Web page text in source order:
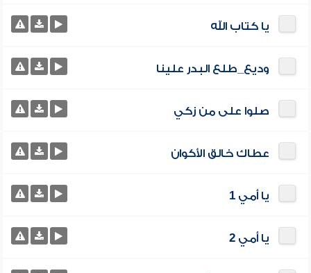
يا كتاب الله
وديع_طلع البدر علينا
صلوا على من زكي
عطاك خالق الأكوان
يا أمي 1
يا أمي 2